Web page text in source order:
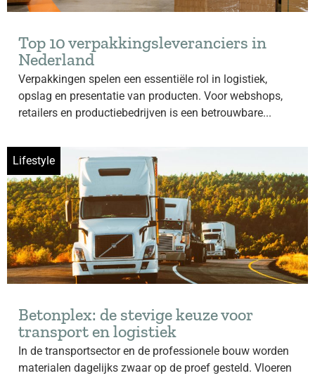
Top 10 verpakkingsleveranciers in
Nederland
Verpakkingen spelen een essentiële rol in logistiek,
opslag en presentatie van producten. Voor webshops,
retailers en productiebedrijven is een betrouwbare...
Lifestyle
Betonplex: de stevige keuze voor
transport en logistiek
In de transportsector en de professionele bouw worden
materialen dagelijks zwaar op de proef gesteld. Vloeren